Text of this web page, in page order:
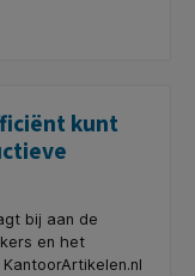
kunt
bij aan de
en het